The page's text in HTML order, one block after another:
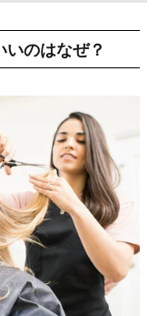
のはなぜ？